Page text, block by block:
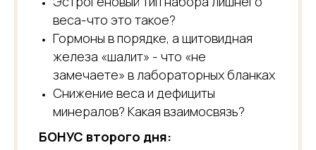
веса-что это такое?
Гормоны в порядке, а щитовидная
железа «шалит» - что «не
замечаете» в лабораторных бланках
Снижение веса и дефициты
минералов? Какая взаимосвязь?
БОНУС второго дня: